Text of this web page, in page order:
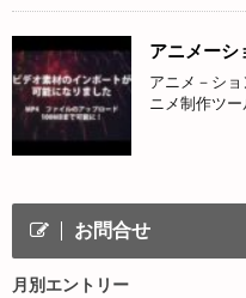
アニメーシ
アニメ－シ
ニメ制作ツ
お問合せ
月別エントリー